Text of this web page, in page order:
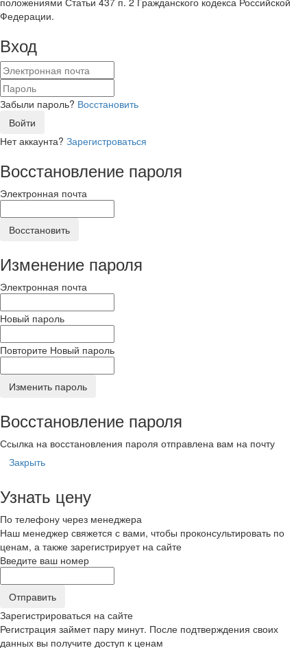
Федерации.
Вход
Забыли пароль? Восстановить
Войти
Нет аккаунта? Зарегистроваться
Восстановление пароля
Электронная почта
Восстановить
Изменение пароля
Электронная почта
Новый пароль
Повторите Новый пароль
Изменить пароль
Восстановление пароля
Ссылка на восстановления пароля отправлена вам на почту
Закрыть
Узнать цену
По телефону через менеджера
Наш менеджер свяжется с вами, чтобы проконсультировать по
ценам, а также зарегистрирует на сайте
Введите ваш номер
Зарегистрироваться на сайте
Регистрация займет пару минут. После подтверждения своих
данных вы получите доступ к ценам